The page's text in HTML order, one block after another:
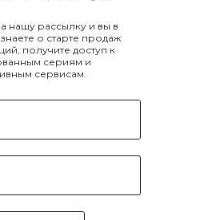
нашу рассылку и вы в
о старте продаж
получите доступ к
сериям и
сервисам.